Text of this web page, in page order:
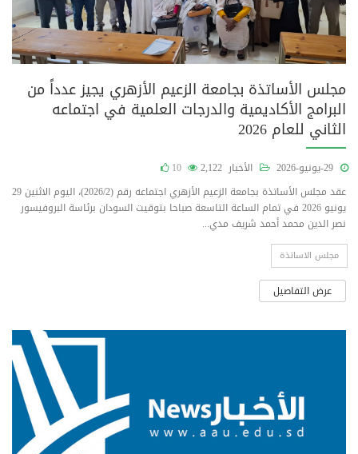
مجلس الأساتذة بجامعة الزعيم الأزهري يجيز عدداً من
البرامج الأكاديمية والدرجات العلمية في اجتماعه
الثاني للعام 2026
الأخبار 2,122
10
عقد مجلس الأساتذة بجامعة الزعيم الأزهري اجتماعه رقم (2026/2)، اليوم الاثنين 29
يونيو 2026 في تمام الساعة التاسعة صباحا بتوقيت السودان برئاسة البروفيسور
نصر الدين محمد أحمد شريف مدي...
مجلس الاساتذة
عرض التفاصيل